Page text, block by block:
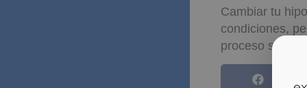
Cambiar tu
condiciones,
proceso sea